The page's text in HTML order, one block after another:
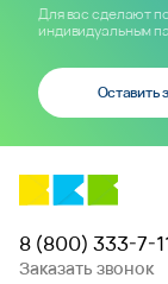
Для вас сделают
индивидуальным
Оставить
8 (800) 333-7-
Заказать звонок